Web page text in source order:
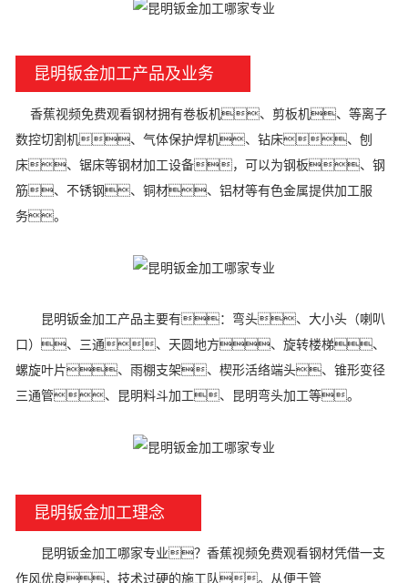
昆明钣金加工产品及业务
香蕉视频免费观看钢材拥有卷板机、剪板机、等离子
数控切割机、气体保护焊机、钻床、刨
床、锯床等钢材加工设备，可以为钢板、钢
筋、不锈钢、铜材、铝材等有色金属提供加工服
务。
昆明钣金加工产品主要有：弯头、大小头（喇叭
口）、三通、天圆地方、旋转楼梯、
螺旋叶片、雨棚支架、楔形活络端头、锥形变径
三通管、昆明料斗加工、昆明弯头加工等。
昆明钣金加工理念
昆明钣金加工哪家专业？香蕉视频免费观看钢材凭借一支
作风优良，技术过硬的施工队。从便于管